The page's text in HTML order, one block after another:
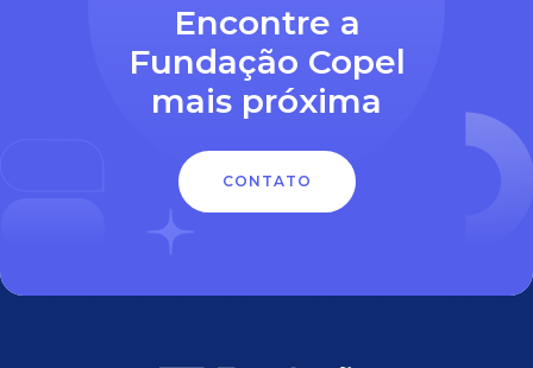
Encontre a
Fundação Copel
mais próxima
CONTATO